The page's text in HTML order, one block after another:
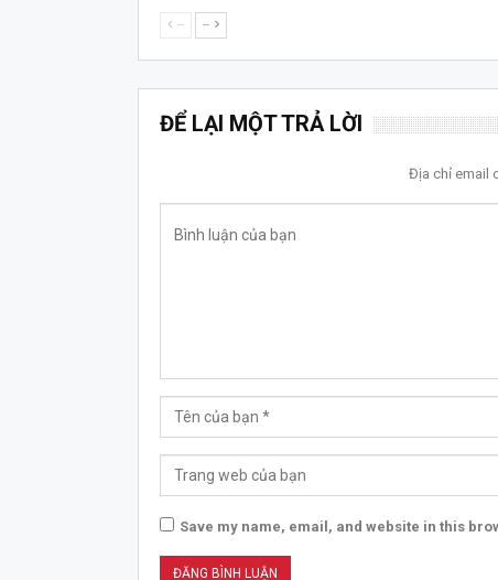
-- --
ĐỂ LẠI MỘT TRẢ LỜI
Địa chỉ email
Save my name, email, and website in this